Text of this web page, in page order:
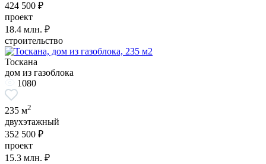
424 500 ₽
проект
18.4 млн. ₽
строительство
Тоскана
дом из газоблока
1080
235 м2
двухэтажный
352 500 ₽
проект
15.3 млн. ₽